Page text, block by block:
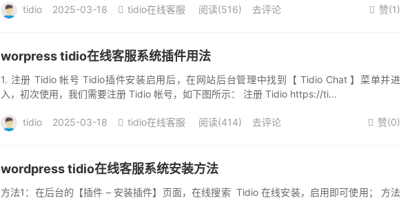
 赞(1)
tidio 2025-03-18  tidio在线客服 阅读(516) 去评论
worpress tidio在线客服系统插件用法
1. 注册 Tidio 帐号 Tidio插件安装启用后，在网站后台管理中找到【 Tidio Chat 】菜单并进
入，初次使用，我们需要注册 Tidio 帐号，如下图所示： 注册 Tidio https://ti...
 赞(0)
tidio 2025-03-18  tidio在线客服 阅读(414) 去评论
wordpress tidio在线客服系统安装方法
方法1：在后台的【插件 – 安装插件】页面，在线搜索 Tidio 在线安装，启用即可使用； 方法